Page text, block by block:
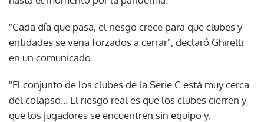
"Cada día que pasa, el riesgo crece para que clubes y
entidades se vena forzados a cerrar", declaró Ghirelli
en un comunicado.
"El conjunto de los clubes de la Serie C está muy cerca
del colapso... El riesgo real es que los clubes cierren y
que los jugadores se encuentren sin equipo y,